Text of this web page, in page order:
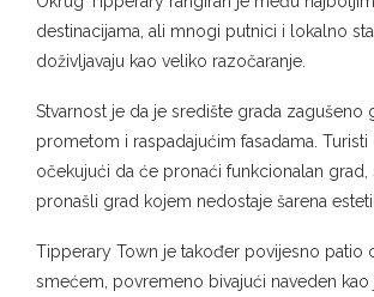
destinacijama, ali mnogi putnici i lokalno
doživljavaju kao veliko razočaranje.
Stvarnost je da je središte grada zagušeno
prometom i raspadajućim fasadama.
očekujući da će pronaći funkcionalan grad,
pronašli grad kojem nedostaje šarena
Tipperary Town je također povijesno patio
smećem, povremeno bivajući naveden kao